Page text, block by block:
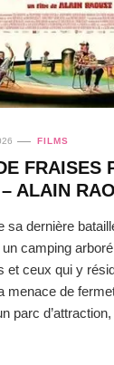
FILMS
FRAISES
– ALAIN
sa dernière
camping
et ceux qui y
menace de
parc